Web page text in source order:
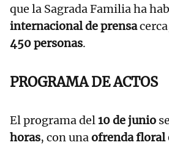
que la Sagrada Familia ha
internacional de prensa
450 personas.
PROGRAMA DE ACTOS
El programa del10 de junio
horas, con unaofrenda floral